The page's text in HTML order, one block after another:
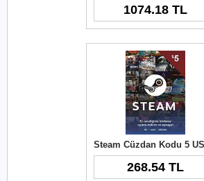
1074.18 TL
Steam Cüzdan Kodu 5
268.54 TL